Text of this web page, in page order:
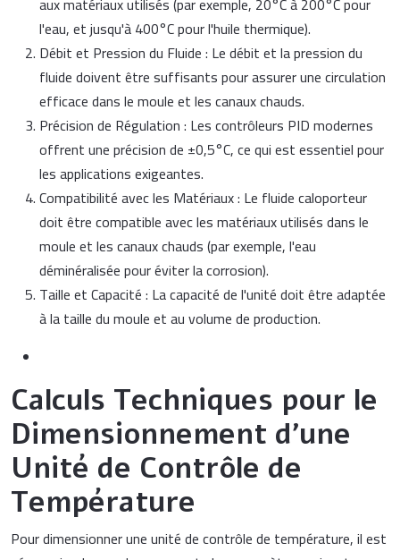
l'eau, et jusqu'à 400°C pour l'huile thermique).
Débit et Pression du Fluide : Le débit et la pression du
fluide doivent être suffisants pour assurer une circulation
efficace dans le moule et les canaux chauds.
Précision de Régulation : Les contrôleurs PID modernes
offrent une précision de ±0,5°C, ce qui est essentiel pour
les applications exigeantes.
Compatibilité avec les Matériaux : Le fluide caloporteur
doit être compatible avec les matériaux utilisés dans le
moule et les canaux chauds (par exemple, l'eau
déminéralisée pour éviter la corrosion).
Taille et Capacité : La capacité de l'unité doit être adaptée
à la taille du moule et au volume de production.
Calculs Techniques pour le
Dimensionnement d'une
Unité de Contrôle de
Température
Pour dimensionner une unité de contrôle de température, il est